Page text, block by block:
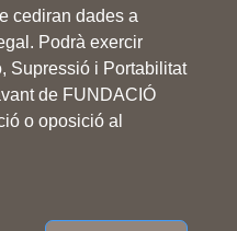
cediran dades a
Podrà exercir
Supressió i Portabilitat
de FUNDACIÓ
o oposició al